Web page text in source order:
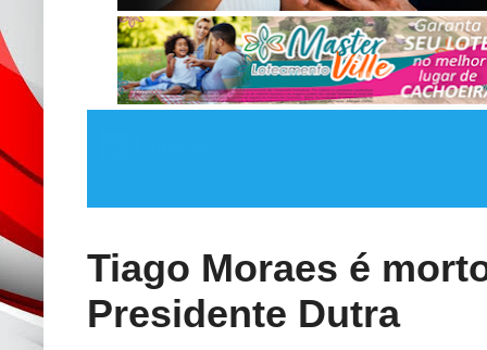
Tiago Moraes é
Presidente Dutra